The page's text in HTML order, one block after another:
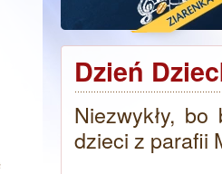
Dzień
Niezwykły,
dzieci z parafii